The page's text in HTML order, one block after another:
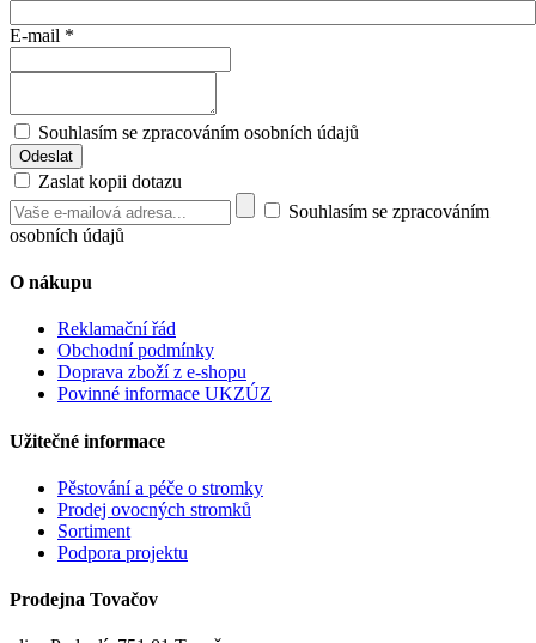
E-mail *
Souhlasím se zpracováním osobních údajů
Zaslat kopii dotazu
Souhlasím se zpracováním
osobních údajů
O nákupu
Reklamační řád
Obchodní podmínky
Doprava zboží z e-shopu
Povinné informace UKZÚZ
Užitečné informace
Pěstování a péče o stromky
Prodej ovocných stromků
Sortiment
Podpora projektu
Prodejna Tovačov